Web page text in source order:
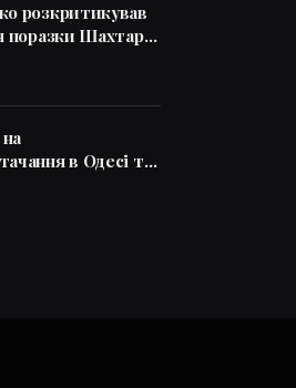
розкритикував
поразки Шахтаря
в Одесі та
31 жовтня: